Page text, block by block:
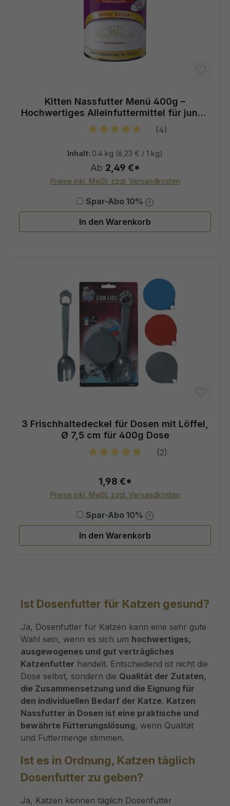
Kitten Nassfutter Menü 400g –
Hochwertiges Alleinfuttermittel für junge
Katzen
(4)
Inhalt: 0.4 kg (6,23 € / 1 kg)
Ab 2,49 €*
Preise inkl. MwSt. zzgl. Versandkosten
Spar-Abo 10%
In den Warenkorb
3 Frischhaltedeckel für Dosen mit Löffel,
Ø 7,5 cm für 400g Dose
(2)
1,98 €*
Preise inkl. MwSt. zzgl. Versandkosten
Spar-Abo 10%
In den Warenkorb
Ist Dosenfutter für Katzen gesund?
Ja, Dosenfutter für Katzen kann eine sehr gute
Wahl sein, wenn es sich um hochwertiges,
ausgewogenes und gut verträgliches
Katzenfutter handelt. Entscheidend ist nicht die
Dose selbst, sondern die Qualität der Zutaten,
die Zusammensetzung und die Eignung für
den individuellen Bedarf der Katze. Katzen
Nassfutter in Dosen ist eine praktische und
bewährte Fütterungslösung, wenn Qualität
und Futtermenge stimmen.
Ist es in Ordnung, Katzen täglich
Dosenfutter zu geben?
Ja, Katzen können täglich Dosenfutter